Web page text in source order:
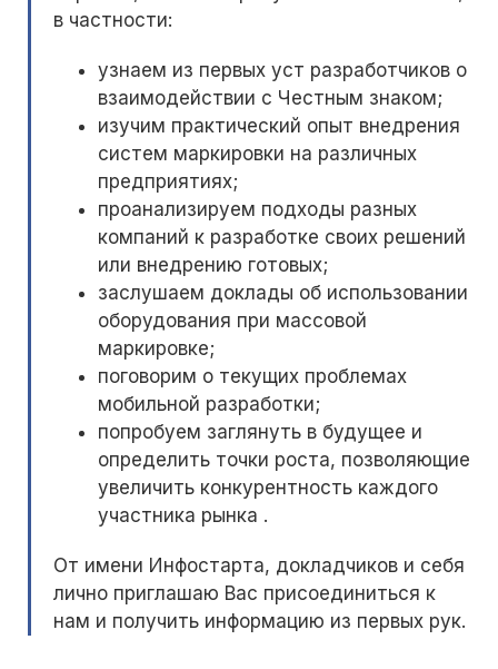
в частности:
узнаем из первых уст разработчиков о
взаимодействии с Честным знаком;
изучим практический опыт внедрения
систем маркировки на различных
предприятиях;
проанализируем подходы разных
компаний к разработке своих решений
или внедрению готовых;
заслушаем доклады об использовании
оборудования при массовой
маркировке;
поговорим о текущих проблемах
мобильной разработки;
попробуем заглянуть в будущее и
определить точки роста, позволяющие
увеличить конкурентность каждого
участника рынка .
От имени Инфостарта, докладчиков и себя
лично приглашаю Вас присоединиться к
нам и получить информацию из первых рук.